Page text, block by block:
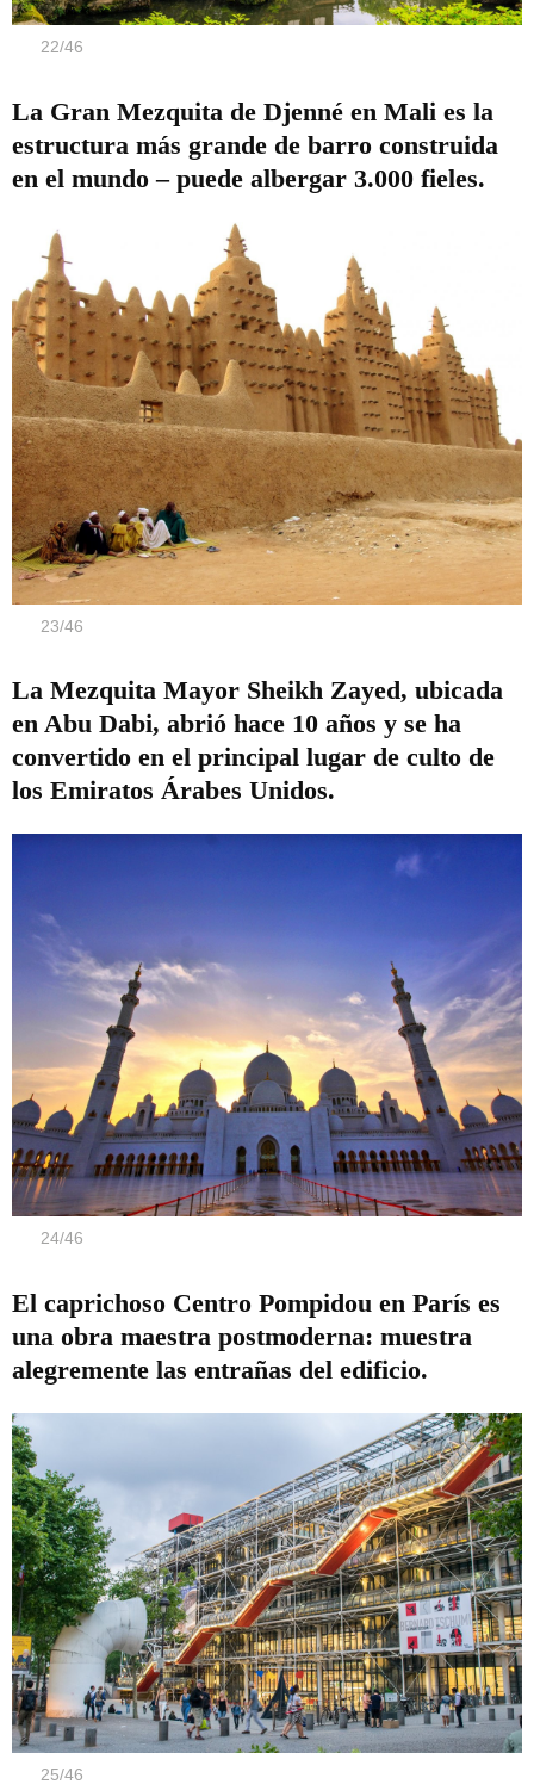
22/46
La Gran Mezquita de Djenné en Mali es la
estructura más grande de barro construida
en el mundo – puede albergar 3.000 fieles.
23/46
La Mezquita Mayor Sheikh Zayed, ubicada
en Abu Dabi, abrió hace 10 años y se ha
convertido en el principal lugar de culto de
los Emiratos Árabes Unidos.
24/46
El caprichoso Centro Pompidou en París es
una obra maestra postmoderna: muestra
alegremente las entrañas del edificio.
25/46